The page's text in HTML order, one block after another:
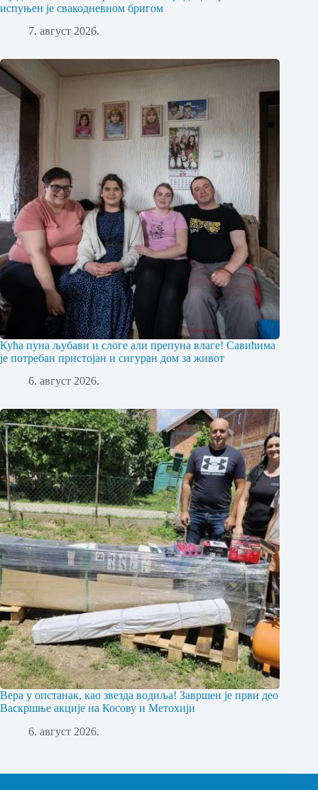
испуњен је свакодневном бригом
7. август 2026.
Кућа пуна љубави и слоге али препуна влаге! Савићима
је потребан пристојан и сигуран дом за живот
6. август 2026.
Вера у опстанак, као звезда водиља! Завршен је први део
Васкршње акције на Косову и Метохији
6. август 2026.